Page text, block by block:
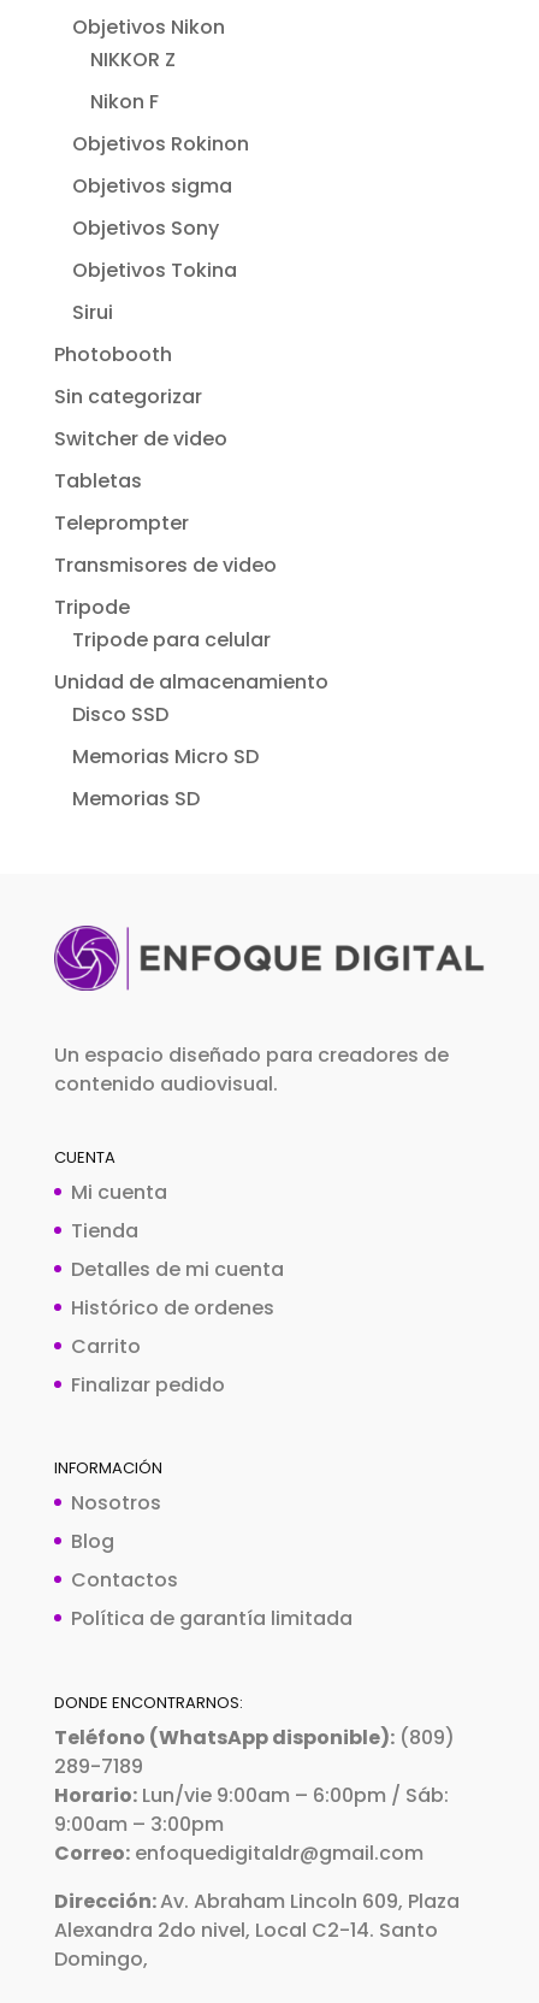
Objetivos Nikon
NIKKOR Z
Nikon F
Objetivos Rokinon
Objetivos sigma
Objetivos Sony
Objetivos Tokina
Sirui
Photobooth
Sin categorizar
Switcher de video
Tabletas
Teleprompter
Transmisores de video
Tripode
Tripode para celular
Unidad de almacenamiento
Disco SSD
Memorias Micro SD
Memorias SD
Un espacio diseñado para creadores de
contenido audiovisual.
CUENTA
Mi cuenta
Tienda
Detalles de mi cuenta
Histórico de ordenes
Carrito
Finalizar pedido
INFORMACIÓN
Nosotros
Blog
Contactos
Política de garantía limitada
DONDE ENCONTRARNOS:
Teléfono (WhatsApp disponible):(809)
289-7189
Horario:Lun/vie 9:00am – 6:00pm / Sáb:
9:00am – 3:00pm
Correo:enfoquedigitaldr@gmail.com
Dirección:Av. Abraham Lincoln 609, Plaza
Alexandra 2do nivel, Local C2-14. Santo
Domingo,